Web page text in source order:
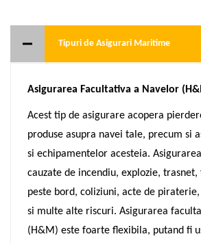
Tipuri de Asigurari Maritime
Asigurarea Facultativa a Navelor
Acest tip de asigurare acopera
produse asupra navei tale, precum si
si echipamentelor acesteia.
cauzate de incendiu, explozie,
peste bord, coliziuni, acte de
si multe alte riscuri. Asigurarea
(H&M) este foarte flexibila, putand fi